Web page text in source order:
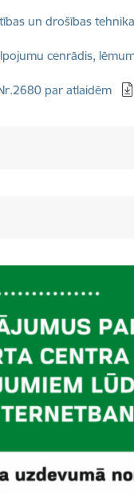
un drošības
cenrādis,
par atlaidēm